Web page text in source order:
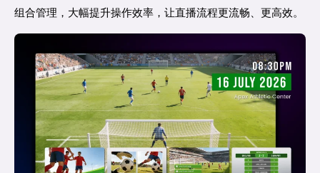
组合管理，大幅提升操作效率，让直播流程更流畅、更高效。